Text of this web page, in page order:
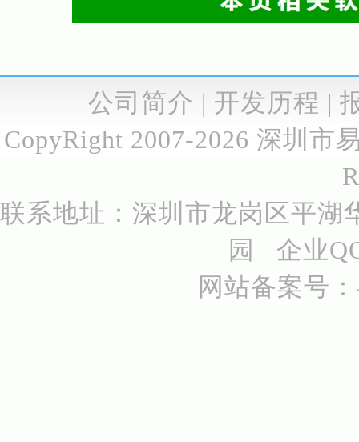
公司简介 | 开发历程 |
CopyRight 2007-2026 深圳市
联系地址：深圳市龙岗区平湖
园 企业
网站备案号：